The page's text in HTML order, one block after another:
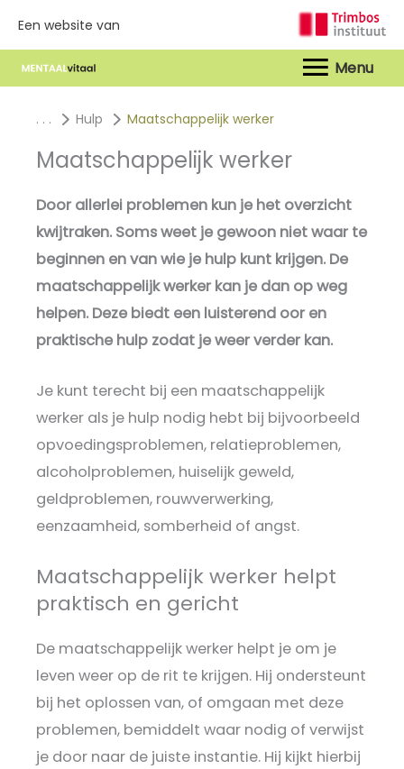
Een website van
. . . Hulp Maatschappelijk werker
Maatschappelijk werker
Door allerlei problemen kun je het overzicht
kwijtraken. Soms weet je gewoon niet waar te
beginnen en van wie je hulp kunt krijgen. De
maatschappelijk werker kan je dan op weg
helpen. Deze biedt een luisterend oor en
praktische hulp zodat je weer verder kan.
Je kunt terecht bij een maatschappelijk
werker als je hulp nodig hebt bij bijvoorbeeld
opvoedingsproblemen, relatieproblemen,
alcoholproblemen, huiselijk geweld,
geldproblemen, rouwverwerking,
eenzaamheid, somberheid of angst.
Maatschappelijk werker helpt
praktisch en gericht
De maatschappelijk werker helpt je om je
leven weer op de rit te krijgen. Hij ondersteunt
bij het oplossen van, of omgaan met deze
problemen, bemiddelt waar nodig of verwijst
je door naar de juiste instantie. Hij kijkt hierbij